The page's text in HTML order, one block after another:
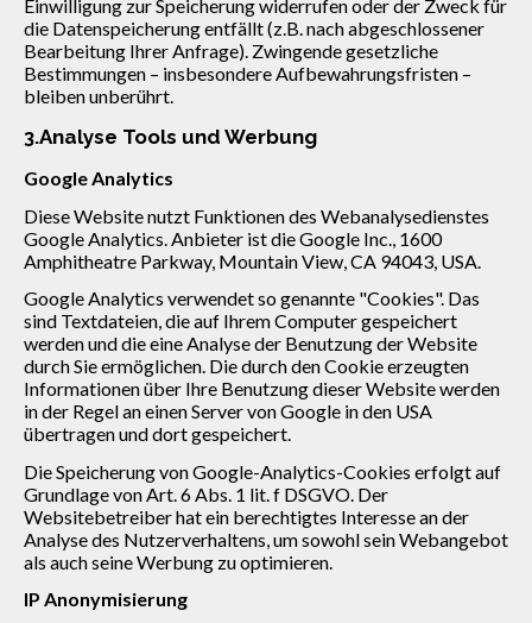
Einwilligung zur Speicherung widerrufen oder der Zweck für
die Datenspeicherung entfällt (z.B. nach abgeschlossener
Bearbeitung Ihrer Anfrage). Zwingende gesetzliche
Bestimmungen – insbesondere Aufbewahrungsfristen –
bleiben unberührt.
3.Analyse Tools und Werbung
Google Analytics
Diese Website nutzt Funktionen des Webanalysedienstes
Google Analytics. Anbieter ist die Google Inc., 1600
Amphitheatre Parkway, Mountain View, CA 94043, USA.
Google Analytics verwendet so genannte "Cookies". Das
sind Textdateien, die auf Ihrem Computer gespeichert
werden und die eine Analyse der Benutzung der Website
durch Sie ermöglichen. Die durch den Cookie erzeugten
Informationen über Ihre Benutzung dieser Website werden
in der Regel an einen Server von Google in den USA
übertragen und dort gespeichert.
Die Speicherung von Google-Analytics-Cookies erfolgt auf
Grundlage von Art. 6 Abs. 1 lit. f DSGVO. Der
Websitebetreiber hat ein berechtigtes Interesse an der
Analyse des Nutzerverhaltens, um sowohl sein Webangebot
als auch seine Werbung zu optimieren.
IP Anonymisierung